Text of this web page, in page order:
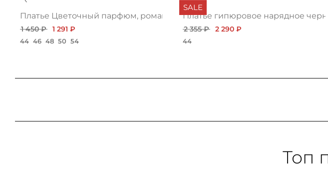
Платье Цветочный парфюм, романтика нью
1 450 ₽ 1 291 ₽
44 46 48 50 54
SALE
Платье гипюровое нарядное
2 355 ₽ 2 290 ₽
44
Топ